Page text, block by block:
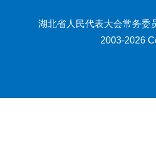
湖北省人民代表大会常务委
2003-2026